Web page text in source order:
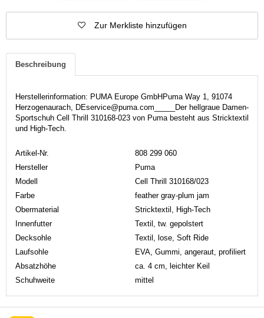
Zur Merkliste hinzufügen
Beschreibung
Herstellerinformation: PUMA Europe GmbHPuma Way 1, 91074
Herzogenaurach, DEservice@puma.com_____Der hellgraue Damen-
Sportschuh Cell Thrill 310168-023 von Puma besteht aus Stricktextil
und High-Tech.
Artikel-Nr.
808 299 060
Hersteller
Puma
Modell
Cell Thrill 310168/023
Farbe
feather gray-plum jam
Obermaterial
Stricktextil, High-Tech
Innenfutter
Textil, tw. gepolstert
Decksohle
Textil, lose, Soft Ride
Laufsohle
EVA, Gummi, angeraut, profiliert
Absatzhöhe
ca. 4 cm, leichter Keil
Schuhweite
mittel